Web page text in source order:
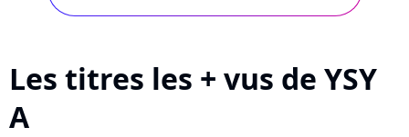
Les titres les + vus de YSY
A